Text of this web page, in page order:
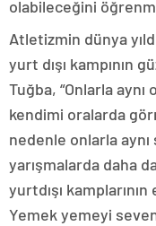
olabileceğini
Atletizmin dünya
yurt dışı kampının
Tuğba, “Onlarla
kendimi oralarda
nedenle onlarla
yarışmalarda daha
yurtdışı
Yemek yemeyi